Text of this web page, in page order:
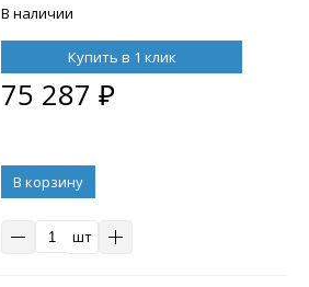
пневмораспределителем 4M310-08
В наличии
Купить в 1 клик
75 287 ₽
В корзину
шт